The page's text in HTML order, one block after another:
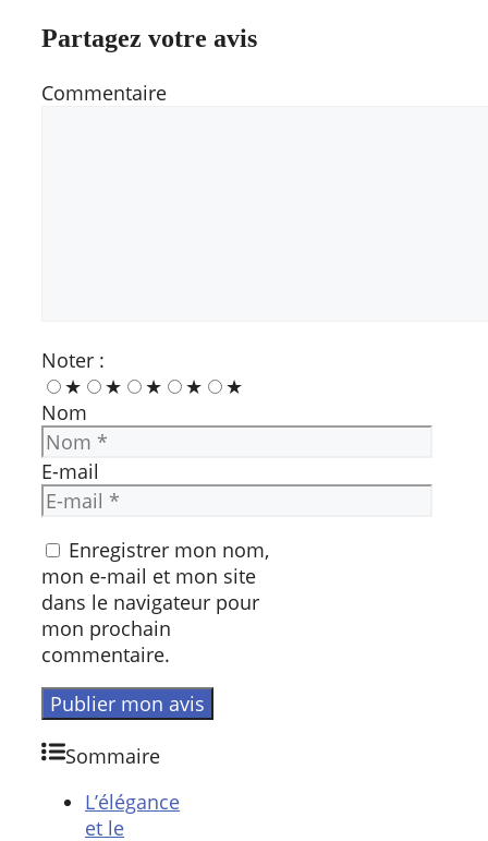
Partagez votre avis
Commentaire
Noter :
★
★ ★ ★
★
Nom
E-mail
Enregistrer mon nom,
mon e-mail et mon site
dans le navigateur pour
mon prochain
commentaire.
Sommaire
L’élégance
et le